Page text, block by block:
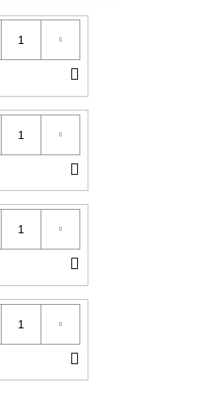
KOŠÍKU
KOŠÍKU
KOŠÍKU
KOŠÍKU